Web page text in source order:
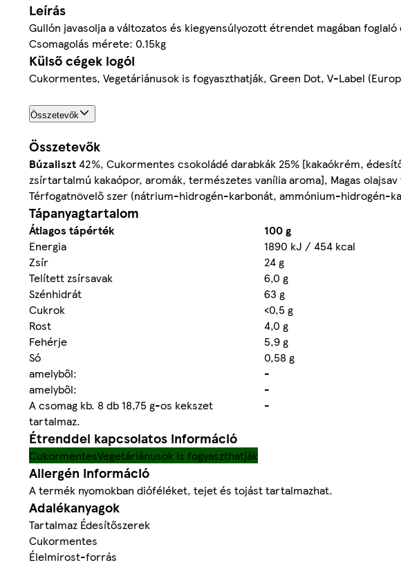
Leírás
Gullón javasolja a változatos és kiegyensúlyozott étrendet magában
Csomagolás mérete: 0.15kg
Külső cégek logói
Cukormentes, Vegetáriánusok is fogyaszthatják, Green Dot, V-Label
Összetevők
Összetevők
Búzaliszt42%, Cukormentes csokoládé darabkák 25% [kakaókrém,
zsírtartalmú kakaópor, aromák, természetes vanília aroma], Magas
Térfogatnövelő szer (nátrium-hidrogén-karbonát, ammónium-hidrogén-
Tápanyagtartalom
Átlagos tápérték 100 g
Energia
1890 kJ / 454 kcal
Zsír
24 g
Telített zsírsavak
6,0 g
Szénhidrát
63 g
Cukrok
<0,5 g
Rost
4,0 g
Fehérje
5,9 g
Só
0,58 g
amelyből:
-
amelyből:
-
A csomag kb. 8 db 18,75 g-os kekszet
tartalmaz.
-
Étrenddel kapcsolatos információ
CukormentesVegetáriánusok is fogyaszthatják
Allergén információ
A termék nyomokban dióféléket, tejet és tojást tartalmazhat.
Adalékanyagok
Tartalmaz Édesítőszerek
Cukormentes
Élelmirost-forrás